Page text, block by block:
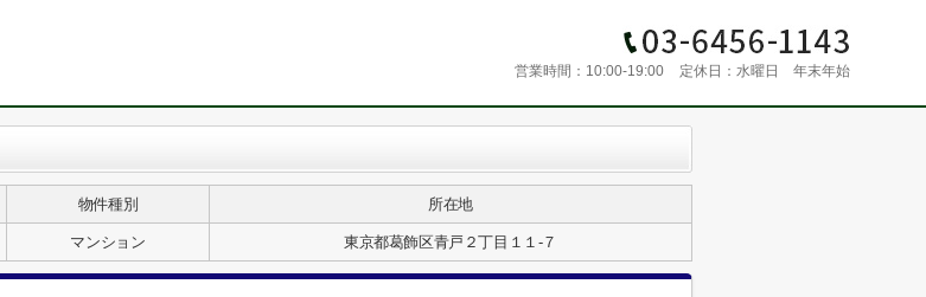
営業時間： 10:00-19:00 定休日： 水曜日 年末年始
物件種別 所在地
マンション 東京都葛飾区青戸２丁目１１-７